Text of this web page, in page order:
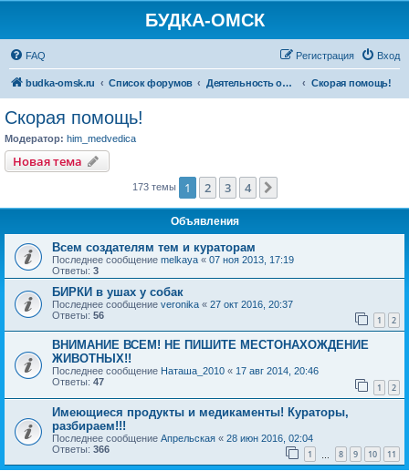
БУДКА-ОМСК
FAQ Вход
Регистрация
budka-omsk.ru Список форумов Деятельность организации Скорая помощь!
Скорая помощь!
Модератор: him_medvedica
Новая тема
173 темы 1 2 3 4
Объявления
Всем создателям тем и кураторам
Последнее сообщение melkaya « 07 ноя 2013, 17:19
Ответы: 3
БИРКИ в ушах у собак
Последнее сообщение veronika « 27 окт 2016, 20:37
Ответы: 56 1 2
ВНИМАНИЕ ВСЕМ! НЕ ПИШИТЕ МЕСТОНАХОЖДЕНИЕ
ЖИВОТНЫХ!!
Последнее сообщение Наташа_2010 « 17 авг 2014, 20:46
Ответы: 47 1 2
Имеющиеся продукты и медикаменты! Кураторы,
разбираем!!!
Последнее сообщение Апрельская « 28 июн 2016, 02:04
Ответы: 366 1 8 9 10 11